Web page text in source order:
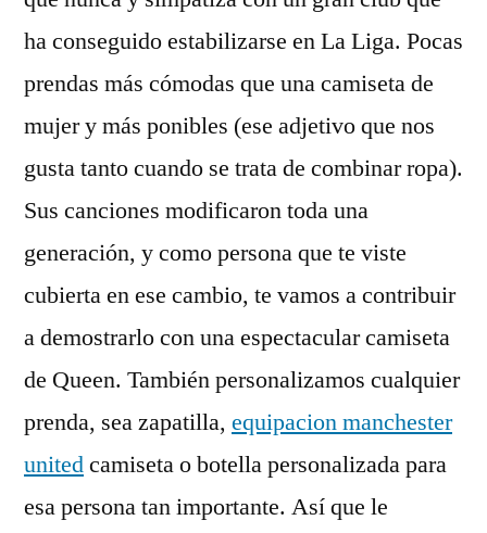
ha conseguido estabilizarse en La Liga. Pocas
prendas más cómodas que una camiseta de
mujer y más ponibles (ese adjetivo que nos
gusta tanto cuando se trata de combinar ropa).
Sus canciones modificaron toda una
generación, y como persona que te viste
cubierta en ese cambio, te vamos a contribuir
a demostrarlo con una espectacular camiseta
de Queen. También personalizamos cualquier
prenda, sea zapatilla, equipacion manchester
unitedcamiseta o botella personalizada para
esa persona tan importante. Así que le